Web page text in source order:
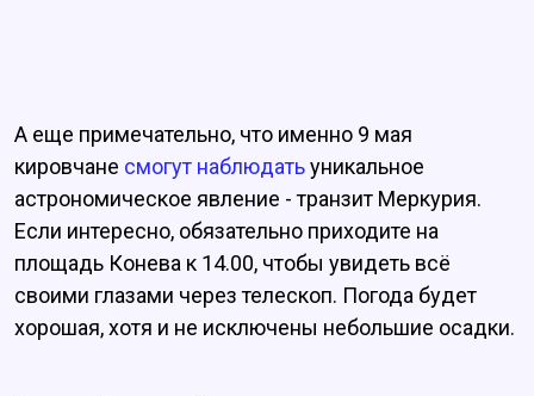
А еще примечательно, что именно 9 мая
кировчане смогут наблюдатьуникальное
астрономическое явление - транзит Меркурия.
Если интересно, обязательно приходите на
площадь Конева к 14.00, чтобы увидеть всё
своими глазами через телескоп. Погода будет
хорошая, хотя и не исключены небольшие осадки.